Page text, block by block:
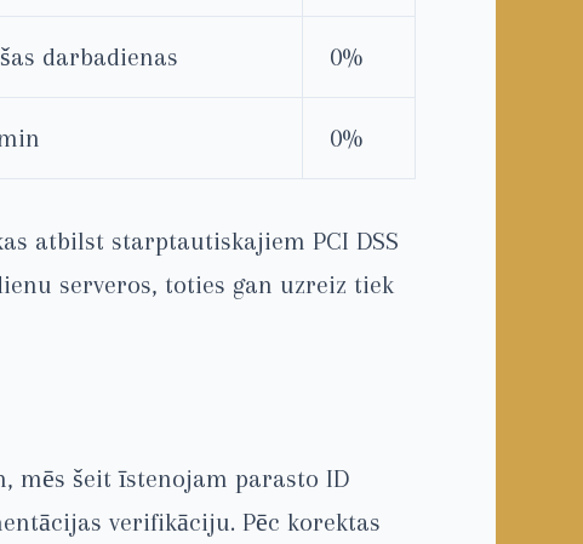
darbadienas 0%
0%
atbilst starptautiskajiem PCI DSS
serveros, toties gan uzreiz tiek
mēs šeit īstenojam parasto ID
verifikāciju. Pēc korektas